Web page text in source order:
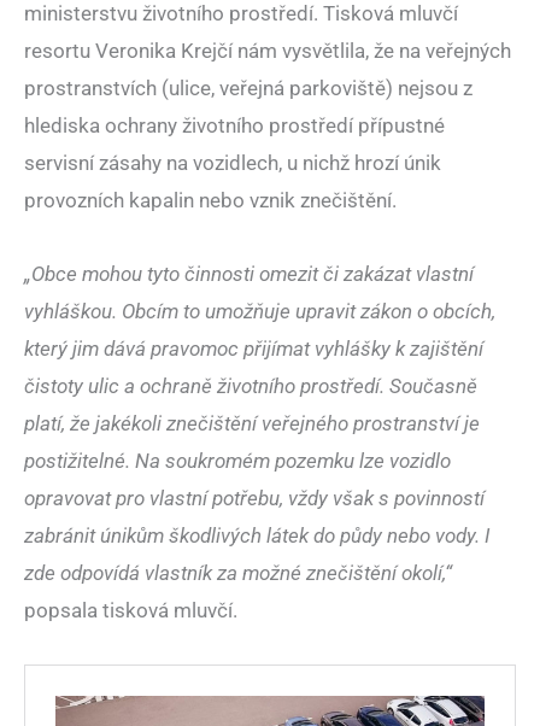
ministerstvu životního prostředí. Tisková mluvčí
resortu Veronika Krejčí nám vysvětlila, že na veřejných
prostranstvích (ulice, veřejná parkoviště) nejsou z
hlediska ochrany životního prostředí přípustné
servisní zásahy na vozidlech, u nichž hrozí únik
provozních kapalin nebo vznik znečištění.
„Obce mohou tyto činnosti omezit či zakázat vlastní
vyhláškou. Obcím to umožňuje upravit zákon o obcích,
který jim dává pravomoc přijímat vyhlášky k zajištění
čistoty ulic a ochraně životního prostředí. Současně
platí, že jakékoli znečištění veřejného prostranství je
postižitelné. Na soukromém pozemku lze vozidlo
opravovat pro vlastní potřebu, vždy však s povinností
zabránit únikům škodlivých látek do půdy nebo vody. I
zde odpovídá vlastník za možné znečištění okolí,“
popsala tisková mluvčí.